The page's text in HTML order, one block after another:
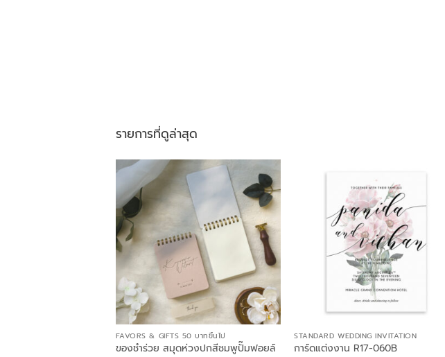
รายการที่ดูล่าสุด
FAVORS & GIFTS 50 บาทขึ้นไป
ของชำร่วย สมุดห่วงปกสีชมพูปั๊มฟอยล์
STANDARD WEDDING INVITATION
การ์ดแต่งงาน R17-060B